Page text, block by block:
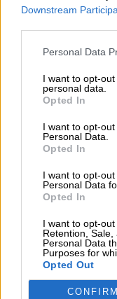
Downstream
Personal Data
I want to opt-
personal data.
Opted In
I want to opt-
Personal Data.
Opted In
I want to opt-
Personal Data
Opted In
I want to opt-out
Retention,
Personal Data
Purposes for
Opted Out
CONFIRM
¿La
Por
Suelta y confía
María Comesaña
Por
Orden Autoritario
Álvaro Frutos Rosado